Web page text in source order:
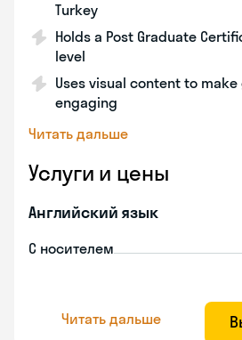
Turkey
Holds a Post Graduate
level
Uses visual content to
engaging
Читать дальше
Услуги и цены
Английский язык
С носителем
Читать дальше